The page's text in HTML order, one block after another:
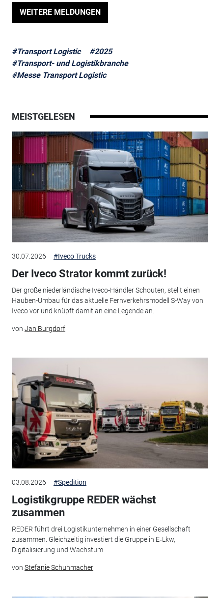
WEITERE MELDUNGEN
#Transport Logistic
#2025
#Transport- und Logistikbranche
#Messe Transport Logistic
MEISTGELESEN
30.07.2026 #Iveco Trucks
Der Iveco Strator kommt zurück!
Der große niederländische Iveco-Händler Schouten, stellt einen
Hauben-Umbau für das aktuelle Fernverkehrsmodell S-Way von
Iveco vor und knüpft damit an eine Legende an.
von Jan Burgdorf
03.08.2026 #Spedition
Logistikgruppe REDER wächst
zusammen
REDER führt drei Logistikunternehmen in einer Gesellschaft
zusammen. Gleichzeitig investiert die Gruppe in E‑Lkw,
Digitalisierung und Wachstum.
von Stefanie Schuhmacher